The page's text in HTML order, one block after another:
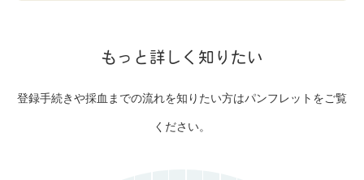
もっと詳しく知りたい
登録手続きや採血までの流れを知りたい方はパンフレットをご覧
ください。